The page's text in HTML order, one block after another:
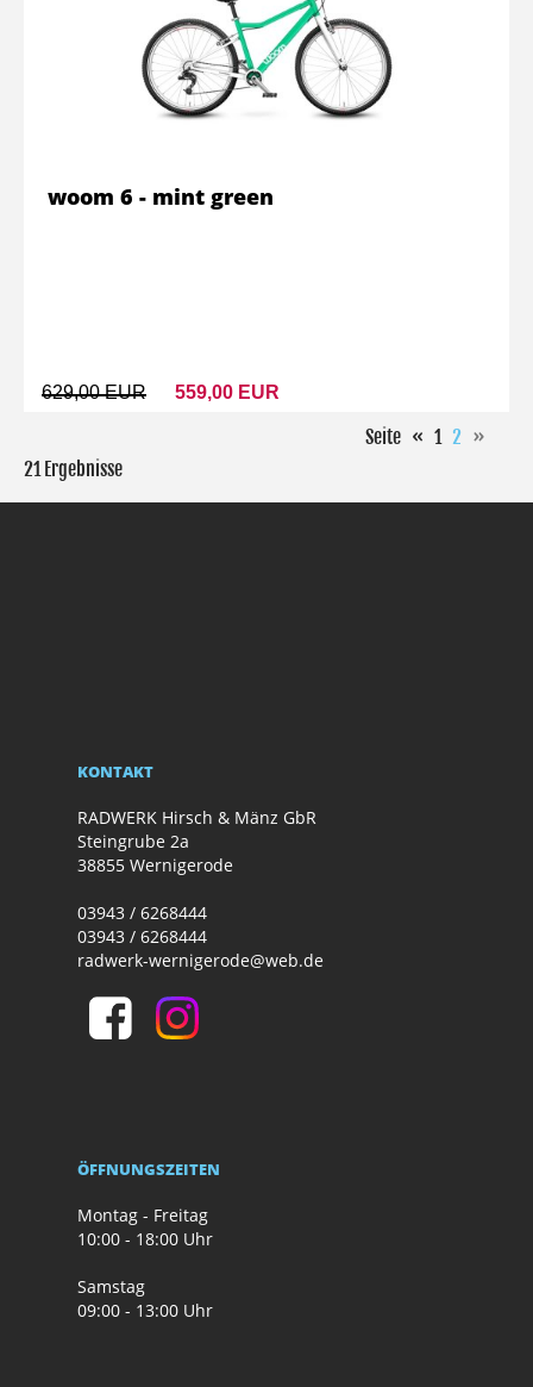
629,00 EUR 559,00 EUR
woom 6 - mint green
Seite « 1 2 »
21 Ergebnisse
KONTAKT
RADWERK Hirsch & Mänz GbR
Steingrube 2a
38855 Wernigerode
03943 / 6268444
03943 / 6268444
radwerk-wernigerode@web.de
ÖFFNUNGSZEITEN
Montag - Freitag
10:00 - 18:00 Uhr
Samstag
09:00 - 13:00 Uhr